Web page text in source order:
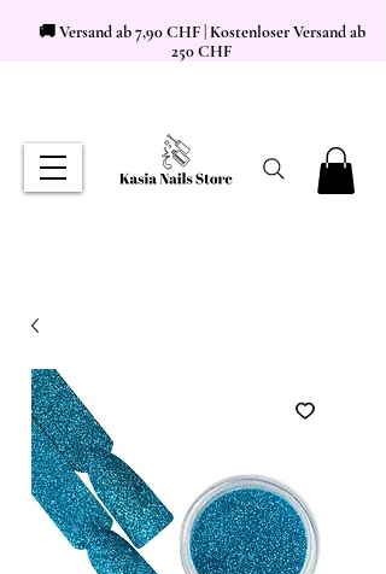
🚚 Versand ab 7,90 CHF | Kostenloser Versand ab
250 CHF